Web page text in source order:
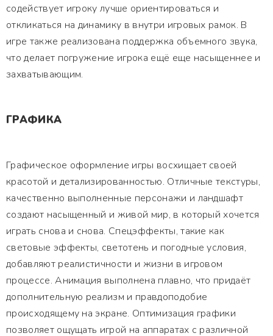
содействует игроку лучше ориентироваться и
откликаться на динамику в внутри игровых рамок. В
игре также реализована поддержка объемного звука,
что делает погружение игрока ещё еще насыщеннее и
захватывающим.
ГРАФИКА
Графическое оформление игры восхищает своей
красотой и детализированностью. Отличные текстуры,
качественно выполненные персонажи и ландшафт
создают насыщенный и живой мир, в который хочется
играть снова и снова. Спецэффекты, такие как
световые эффекты, светотень и погодные условия,
добавляют реалистичности и жизни в игровом
процессе. Анимация выполнена плавно, что придаёт
дополнительную реализм и правдоподобие
происходящему на экране. Оптимизация графики
позволяет ощущать игрой на аппаратах с различной